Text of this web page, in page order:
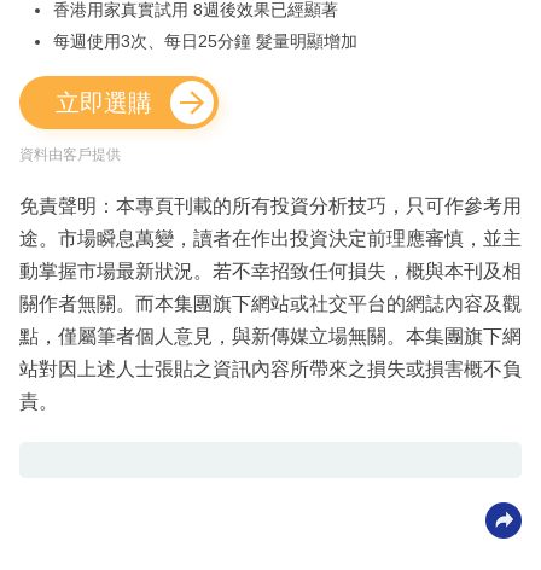
香港用家真實試用 8週後效果已經顯著
每週使用3次、每日25分鐘 髮量明顯增加
立即選購
資料由客戶提供
免責聲明：本專頁刊載的所有投資分析技巧，只可作參考用
途。市場瞬息萬變，讀者在作出投資決定前理應審慎，並主
動掌握市場最新狀況。若不幸招致任何損失，概與本刊及相
關作者無關。而本集團旗下網站或社交平台的網誌內容及觀
點，僅屬筆者個人意見，與新傳媒立場無關。本集團旗下網
站對因上述人士張貼之資訊內容所帶來之損失或損害概不負
責。